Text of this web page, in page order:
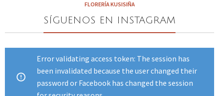
FLORERÍA KUSISIÑA
SÍGUENOS EN INSTAGRAM
Error validating access token: The session has
been invalidated because the user changed their
password or Facebook has changed the session